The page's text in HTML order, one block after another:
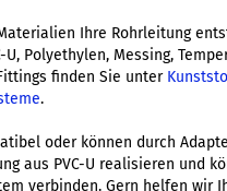
Ihre Rohrleitung
Polyethylen, Messing,
finden Sie unter
.
oder können durch
aus PVC-U realisieren und
verbinden. Gern helfen wir